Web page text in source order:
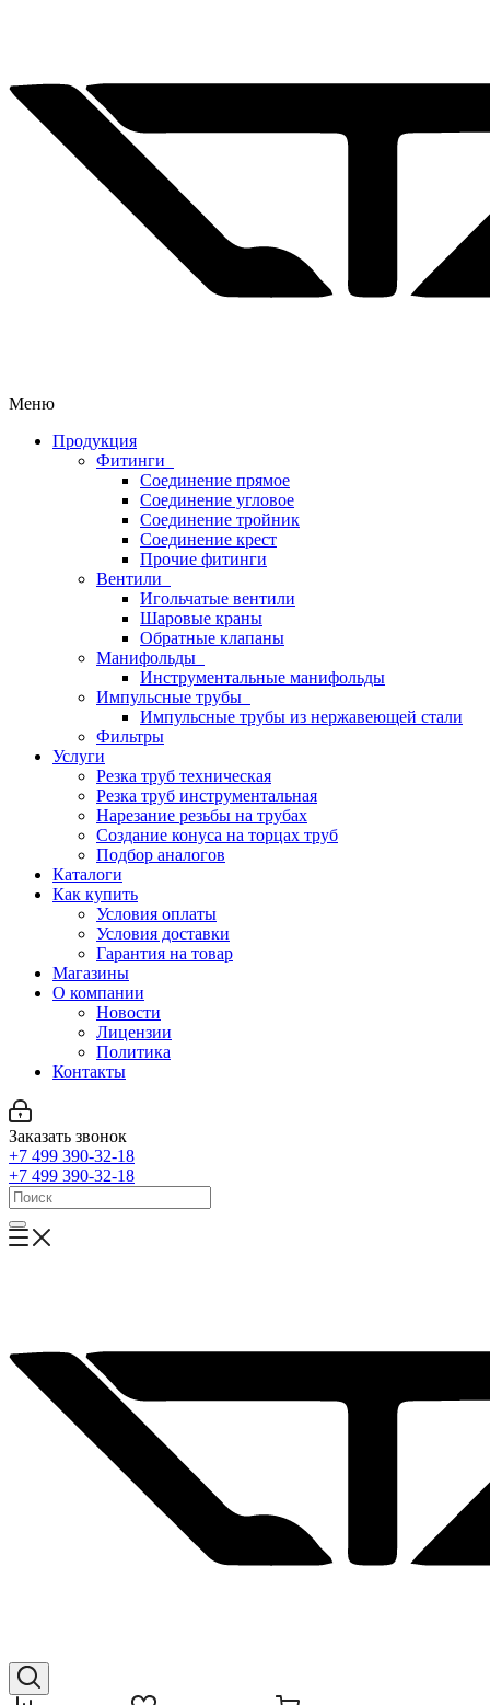
Меню
Продукция
Фитинги
Соединение прямое
Соединение угловое
Соединение тройник
Соединение крест
Прочие фитинги
Вентили
Игольчатые вентили
Шаровые краны
Обратные клапаны
Манифольды
Инструментальные манифольды
Импульсные трубы
Импульсные трубы из нержавеющей стали
Фильтры
Услуги
Резка труб техническая
Резка труб инструментальная
Нарезание резьбы на трубах
Создание конуса на торцах труб
Подбор аналогов
Каталоги
Как купить
Условия оплаты
Условия доставки
Гарантия на товар
Магазины
О компании
Новости
Лицензии
Политика
Контакты
Заказать звонок
+7 499 390-32-18
+7 499 390-32-18